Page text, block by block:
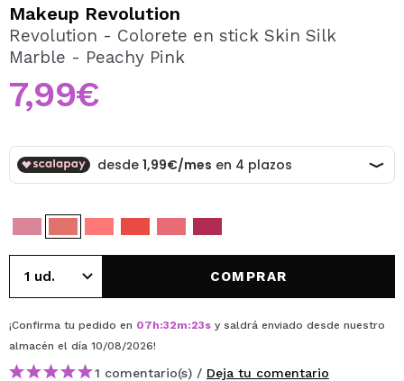
Al crear una cuenta en Maquillalia.com podrás realizar
tus compras rápidamente, revisar el estado de tus
Makeup Revolution
Revolution - Colorete en stick Skin Silk
Marble - Peachy Pink
7,99€
COMPRAR
¡Confirma tu pedido en 07h:32m:23s y saldrá enviado desde nuestro
almacén el día 10/08/2026!
1 comentario(s) / Deja tu comentario